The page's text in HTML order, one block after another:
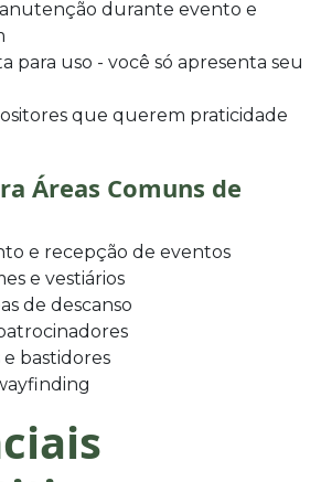
durante evento e
para uso - você só apresenta seu
que querem praticidade
Áreas Comuns de
e recepção de eventos
e vestiários
de descanso
e bastidores